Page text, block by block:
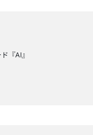
『AI』